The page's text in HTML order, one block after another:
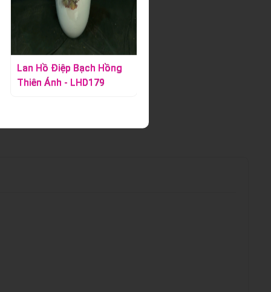
Lan Hồ Điệp Bạch Hồng
Thiên Ánh - LHD179